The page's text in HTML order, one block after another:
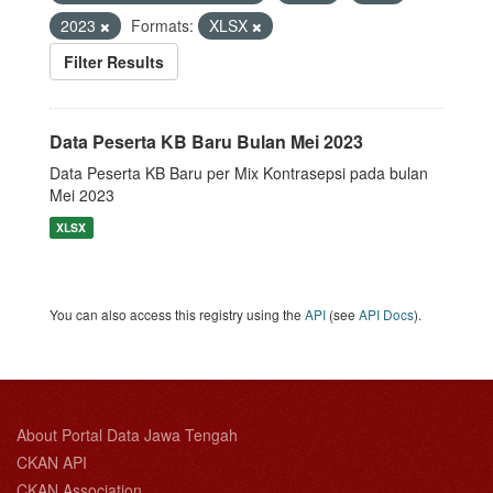
2023
Formats:
XLSX
Filter Results
Data Peserta KB Baru Bulan Mei 2023
Data Peserta KB Baru per Mix Kontrasepsi pada bulan
Mei 2023
XLSX
You can also access this registry using the API (see API Docs).
About Portal Data Jawa Tengah
CKAN API